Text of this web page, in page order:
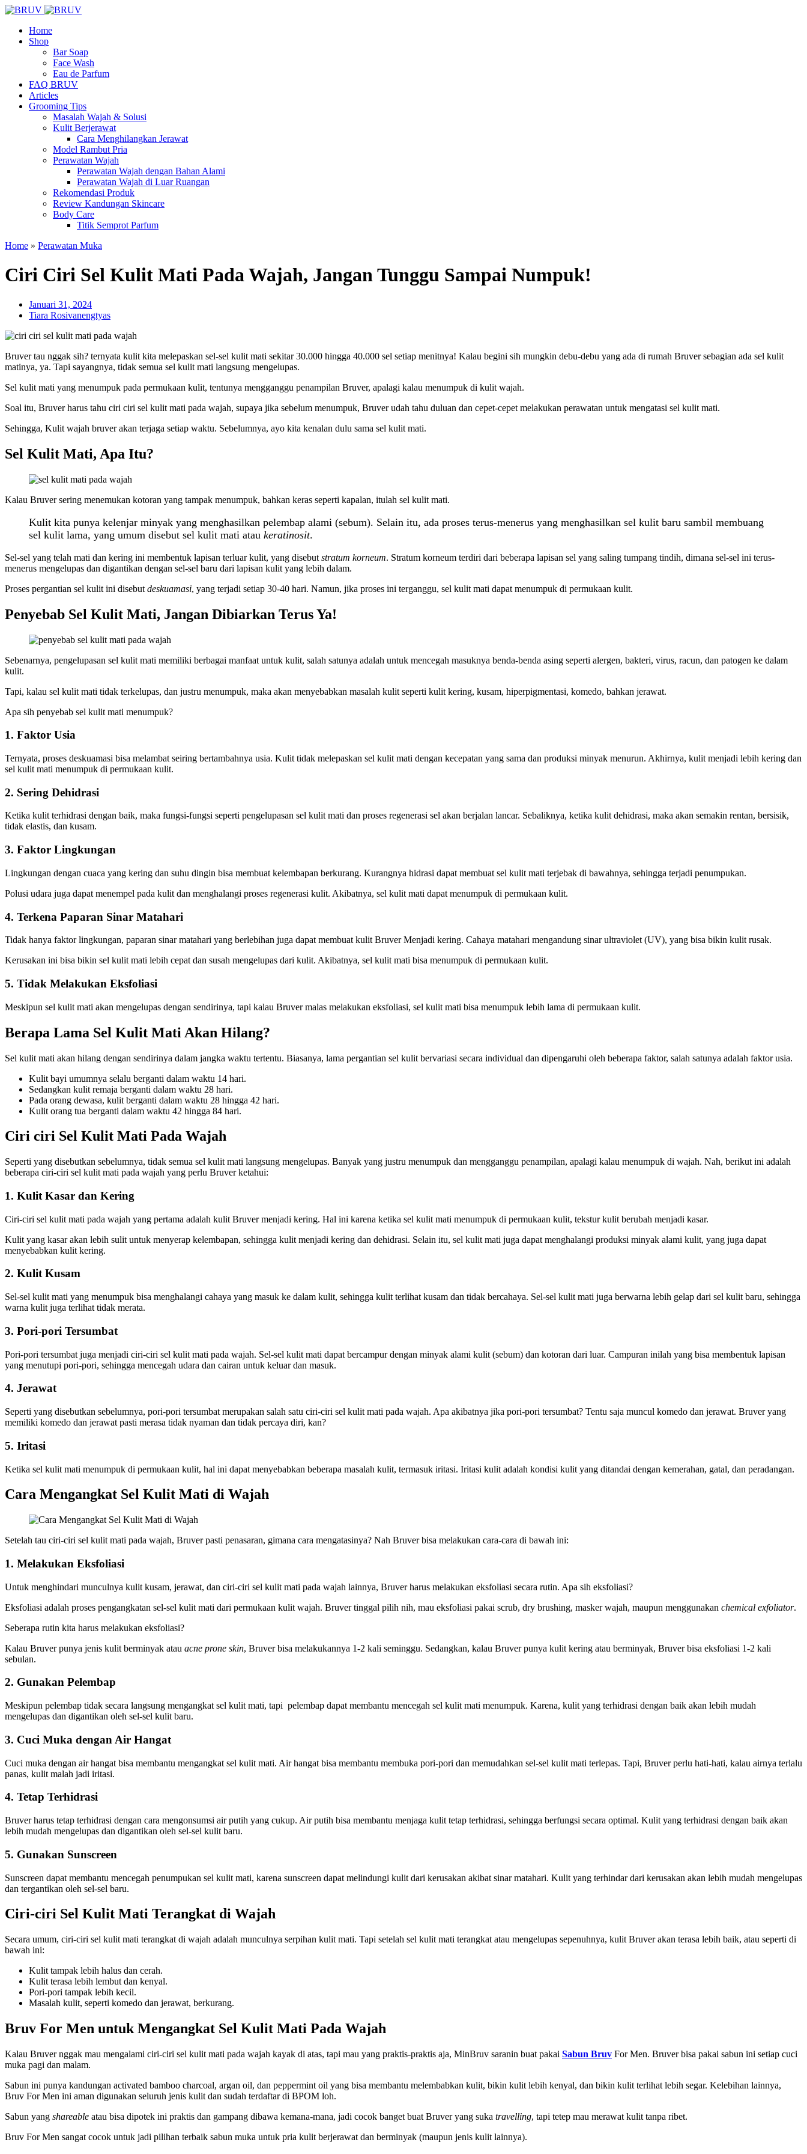
Home
Shop
Bar Soap
Face Wash
Eau de Parfum
FAQ BRUV
Articles
Grooming Tips
Masalah Wajah & Solusi
Kulit Berjerawat
Cara Menghilangkan Jerawat
Model Rambut Pria
Perawatan Wajah
Perawatan Wajah dengan Bahan Alami
Perawatan Wajah di Luar Ruangan
Rekomendasi Produk
Review Kandungan Skincare
Body Care
Titik Semprot Parfum
Home » Perawatan Muka
Ciri Ciri Sel Kulit Mati Pada Wajah, Jangan Tunggu Sampai Numpuk!
Januari 31, 2024
Tiara Rosivanengtyas
Bruver tau nggak sih? ternyata kulit kita melepaskan sel-sel kulit mati sekitar 30.000 hingga 40.000 sel setiap menitnya! Kalau begini sih mungkin debu-debu yang ada di rumah Bruver sebagian ada sel kulit
matinya, ya. Tapi sayangnya, tidak semua sel kulit mati langsung mengelupas.
Sel kulit mati yang menumpuk pada permukaan kulit, tentunya mengganggu penampilan Bruver, apalagi kalau menumpuk di kulit wajah.
Soal itu, Bruver harus tahu ciri ciri sel kulit mati pada wajah, supaya jika sebelum menumpuk, Bruver udah tahu duluan dan cepet-cepet melakukan perawatan untuk mengatasi sel kulit mati.
Sehingga, Kulit wajah bruver akan terjaga setiap waktu. Sebelumnya, ayo kita kenalan dulu sama sel kulit mati.
Sel Kulit Mati, Apa Itu?
Kalau Bruver sering menemukan kotoran yang tampak menumpuk, bahkan keras seperti kapalan, itulah sel kulit mati.
Kulit kita punya kelenjar minyak yang menghasilkan pelembap alami (sebum). Selain itu, ada proses terus-menerus yang menghasilkan sel kulit baru sambil membuang
sel kulit lama, yang umum disebut sel kulit mati atau keratinosit.
Sel-sel yang telah mati dan kering ini membentuk lapisan terluar kulit, yang disebut stratum korneum. Stratum korneum terdiri dari beberapa lapisan sel yang saling tumpang tindih, dimana sel-sel ini terus-
menerus mengelupas dan digantikan dengan sel-sel baru dari lapisan kulit yang lebih dalam.
Proses pergantian sel kulit ini disebut deskuamasi, yang terjadi setiap 30-40 hari. Namun, jika proses ini terganggu, sel kulit mati dapat menumpuk di permukaan kulit.
Penyebab Sel Kulit Mati, Jangan Dibiarkan Terus Ya!
Sebenarnya, pengelupasan sel kulit mati memiliki berbagai manfaat untuk kulit, salah satunya adalah untuk mencegah masuknya benda-benda asing seperti alergen, bakteri, virus, racun, dan patogen ke dalam
kulit.
Tapi, kalau sel kulit mati tidak terkelupas, dan justru menumpuk, maka akan menyebabkan masalah kulit seperti kulit kering, kusam, hiperpigmentasi, komedo, bahkan jerawat.
Apa sih penyebab sel kulit mati menumpuk?
1. Faktor Usia
Ternyata, proses deskuamasi bisa melambat seiring bertambahnya usia. Kulit tidak melepaskan sel kulit mati dengan kecepatan yang sama dan produksi minyak menurun. Akhirnya, kulit menjadi lebih kering dan
sel kulit mati menumpuk di permukaan kulit.
2. Sering Dehidrasi
Ketika kulit terhidrasi dengan baik, maka fungsi-fungsi seperti pengelupasan sel kulit mati dan proses regenerasi sel akan berjalan lancar. Sebaliknya, ketika kulit dehidrasi, maka akan semakin rentan, bersisik,
tidak elastis, dan kusam.
3. Faktor Lingkungan
Lingkungan dengan cuaca yang kering dan suhu dingin bisa membuat kelembapan berkurang. Kurangnya hidrasi dapat membuat sel kulit mati terjebak di bawahnya, sehingga terjadi penumpukan.
Polusi udara juga dapat menempel pada kulit dan menghalangi proses regenerasi kulit. Akibatnya, sel kulit mati dapat menumpuk di permukaan kulit.
4. Terkena Paparan Sinar Matahari
Tidak hanya faktor lingkungan, paparan sinar matahari yang berlebihan juga dapat membuat kulit Bruver Menjadi kering. Cahaya matahari mengandung sinar ultraviolet (UV), yang bisa bikin kulit rusak.
Kerusakan ini bisa bikin sel kulit mati lebih cepat dan susah mengelupas dari kulit. Akibatnya, sel kulit mati bisa menumpuk di permukaan kulit.
5. Tidak Melakukan Eksfoliasi
Meskipun sel kulit mati akan mengelupas dengan sendirinya, tapi kalau Bruver malas melakukan eksfoliasi, sel kulit mati bisa menumpuk lebih lama di permukaan kulit.
Berapa Lama Sel Kulit Mati Akan Hilang?
Sel kulit mati akan hilang dengan sendirinya dalam jangka waktu tertentu. Biasanya, lama pergantian sel kulit bervariasi secara individual dan dipengaruhi oleh beberapa faktor, salah satunya adalah faktor usia.
Kulit bayi umumnya selalu berganti dalam waktu 14 hari.
Sedangkan kulit remaja berganti dalam waktu 28 hari.
Pada orang dewasa, kulit berganti dalam waktu 28 hingga 42 hari.
Kulit orang tua berganti dalam waktu 42 hingga 84 hari.
Ciri ciri Sel Kulit Mati Pada Wajah
Seperti yang disebutkan sebelumnya, tidak semua sel kulit mati langsung mengelupas. Banyak yang justru menumpuk dan mengganggu penampilan, apalagi kalau menumpuk di wajah. Nah, berikut ini adalah
beberapa ciri-ciri sel kulit mati pada wajah yang perlu Bruver ketahui:
1. Kulit Kasar dan Kering
Ciri-ciri sel kulit mati pada wajah yang pertama adalah kulit Bruver menjadi kering. Hal ini karena ketika sel kulit mati menumpuk di permukaan kulit, tekstur kulit berubah menjadi kasar.
Kulit yang kasar akan lebih sulit untuk menyerap kelembapan, sehingga kulit menjadi kering dan dehidrasi. Selain itu, sel kulit mati juga dapat menghalangi produksi minyak alami kulit, yang juga dapat
menyebabkan kulit kering.
2. Kulit Kusam
Sel-sel kulit mati yang menumpuk bisa menghalangi cahaya yang masuk ke dalam kulit, sehingga kulit terlihat kusam dan tidak bercahaya. Sel-sel kulit mati juga berwarna lebih gelap dari sel kulit baru, sehingga
warna kulit juga terlihat tidak merata.
3. Pori-pori Tersumbat
Pori-pori tersumbat juga menjadi ciri-ciri sel kulit mati pada wajah. Sel-sel kulit mati dapat bercampur dengan minyak alami kulit (sebum) dan kotoran dari luar. Campuran inilah yang bisa membentuk lapisan
yang menutupi pori-pori, sehingga mencegah udara dan cairan untuk keluar dan masuk.
4. Jerawat
Seperti yang disebutkan sebelumnya, pori-pori tersumbat merupakan salah satu ciri-ciri sel kulit mati pada wajah. Apa akibatnya jika pori-pori tersumbat? Tentu saja muncul komedo dan jerawat. Bruver yang
memiliki komedo dan jerawat pasti merasa tidak nyaman dan tidak percaya diri, kan?
5. Iritasi
Ketika sel kulit mati menumpuk di permukaan kulit, hal ini dapat menyebabkan beberapa masalah kulit, termasuk iritasi. Iritasi kulit adalah kondisi kulit yang ditandai dengan kemerahan, gatal, dan peradangan.
Cara Mengangkat Sel Kulit Mati di Wajah
Setelah tau ciri-ciri sel kulit mati pada wajah, Bruver pasti penasaran, gimana cara mengatasinya? Nah Bruver bisa melakukan cara-cara di bawah ini:
1. Melakukan Eksfoliasi
Untuk menghindari munculnya kulit kusam, jerawat, dan ciri-ciri sel kulit mati pada wajah lainnya, Bruver harus melakukan eksfoliasi secara rutin. Apa sih eksfoliasi?
Eksfoliasi adalah proses pengangkatan sel-sel kulit mati dari permukaan kulit wajah. Bruver tinggal pilih nih, mau eksfoliasi pakai scrub, dry brushing, masker wajah, maupun menggunakan chemical exfoliator.
Seberapa rutin kita harus melakukan eksfoliasi?
Kalau Bruver punya jenis kulit berminyak atau acne prone skin, Bruver bisa melakukannya 1-2 kali seminggu. Sedangkan, kalau Bruver punya kulit kering atau berminyak, Bruver bisa eksfoliasi 1-2 kali
sebulan.
2. Gunakan Pelembap
Meskipun pelembap tidak secara langsung mengangkat sel kulit mati, tapi pelembap dapat membantu mencegah sel kulit mati menumpuk. Karena, kulit yang terhidrasi dengan baik akan lebih mudah
mengelupas dan digantikan oleh sel-sel kulit baru.
3. Cuci Muka dengan Air Hangat
Cuci muka dengan air hangat bisa membantu mengangkat sel kulit mati. Air hangat bisa membantu membuka pori-pori dan memudahkan sel-sel kulit mati terlepas. Tapi, Bruver perlu hati-hati, kalau airnya terlalu
panas, kulit malah jadi iritasi.
4. Tetap Terhidrasi
Bruver harus tetap terhidrasi dengan cara mengonsumsi air putih yang cukup. Air putih bisa membantu menjaga kulit tetap terhidrasi, sehingga berfungsi secara optimal. Kulit yang terhidrasi dengan baik akan
lebih mudah mengelupas dan digantikan oleh sel-sel kulit baru.
5. Gunakan Sunscreen
Sunscreen dapat membantu mencegah penumpukan sel kulit mati, karena sunscreen dapat melindungi kulit dari kerusakan akibat sinar matahari. Kulit yang terhindar dari kerusakan akan lebih mudah mengelupas
dan tergantikan oleh sel-sel baru.
Ciri-ciri Sel Kulit Mati Terangkat di Wajah
Secara umum, ciri-ciri sel kulit mati terangkat di wajah adalah munculnya serpihan kulit mati. Tapi setelah sel kulit mati terangkat atau mengelupas sepenuhnya, kulit Bruver akan terasa lebih baik, atau seperti di
bawah ini:
Kulit tampak lebih halus dan cerah.
Kulit terasa lebih lembut dan kenyal.
Pori-pori tampak lebih kecil.
Masalah kulit, seperti komedo dan jerawat, berkurang.
Bruv For Men untuk Mengangkat Sel Kulit Mati Pada Wajah
Kalau Bruver nggak mau mengalami ciri-ciri sel kulit mati pada wajah kayak di atas, tapi mau yang praktis-praktis aja, MinBruv saranin buat pakai Sabun Bruv For Men. Bruver bisa pakai sabun ini setiap cuci
muka pagi dan malam.
Sabun ini punya kandungan activated bamboo charcoal, argan oil, dan peppermint oil yang bisa membantu melembabkan kulit, bikin kulit lebih kenyal, dan bikin kulit terlihat lebih segar. Kelebihan lainnya,
Bruv For Men ini aman digunakan seluruh jenis kulit dan sudah terdaftar di BPOM loh.
Sabun yang shareable atau bisa dipotek ini praktis dan gampang dibawa kemana-mana, jadi cocok banget buat Bruver yang suka travelling, tapi tetep mau merawat kulit tanpa ribet.
Bruv For Men sangat cocok untuk jadi pilihan terbaik sabun muka untuk pria kulit berjerawat dan berminyak (maupun jenis kulit lainnya).